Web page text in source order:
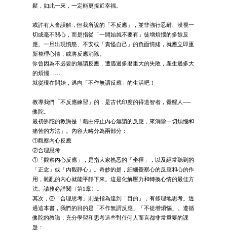
鬆，如此一來，一定能更接近幸福。
或許有人會誤解，但我所說的「不反應」，並非強行忍耐、漠視一
切或毫不關心，而是指從「一開始就不要有」徒增煩惱的多餘反
應。一旦出現憤怒、不安或「責怪自己」的負面情緒，就應立即重
新整理心情，或將反應消除。
你曾因為不必要的無謂反應，遭遇過多麼重大的失敗，產生過多大
的煩惱……
就從現在開始，邁向「不作無謂反應」的生活吧！
教導我們「不反應練習」的，是古代印度的得道智者，覺醒人──
佛陀。
最初佛陀的教誨是「藉由停止內心無謂的反應，來消除一切煩惱和
痛苦的方法」。內容大略分為兩部分：
①觀察內心反應
②合理思考
①「觀察內心反應」，是指大家熟悉的「坐禪」，以及經常聽到的
「正念」或「內觀靜心」。奇妙的是，細細覺察心的反應和心的作
用，雜亂的內心就能平靜下來。這是化解壓力和轉換心情的最佳方
法。請務必詳閱〈第1章〉。
其次，②「合理思考」則是指為達到「目的」，有條理地思考。透
過這本書，我們的目的是「不作無謂反應」「不徒增煩惱」。遵循
佛陀的教誨，充分學習和思考這些對任何人而言都非常重要的課
題：